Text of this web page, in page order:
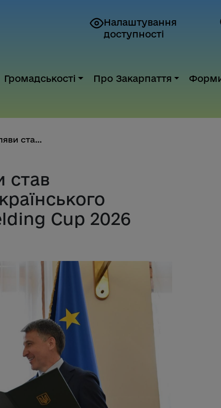
Налаштування
доступності
Громадськості Про Закарпаття
Студент зі Сваляви став перемо...
став
Cup 2026